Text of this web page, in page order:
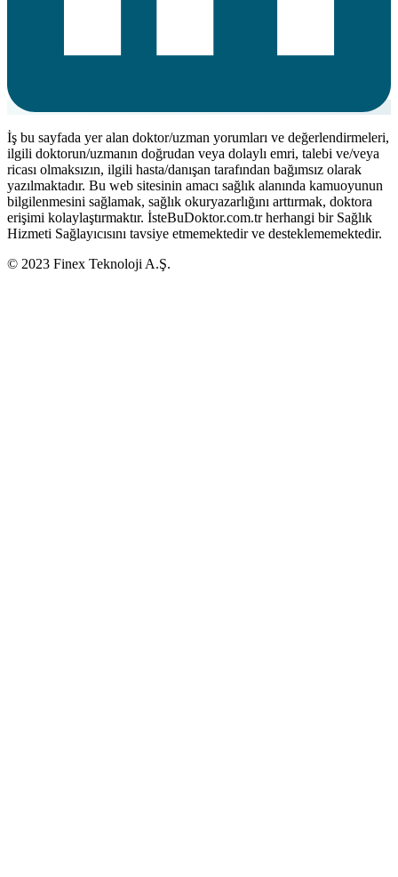
İş bu sayfada yer alan doktor/uzman yorumları ve değerlendirmeleri,
ilgili doktorun/uzmanın doğrudan veya dolaylı emri, talebi ve/veya
ricası olmaksızın, ilgili hasta/danışan tarafından bağımsız olarak
yazılmaktadır. Bu web sitesinin amacı sağlık alanında kamuoyunun
bilgilenmesini sağlamak, sağlık okuryazarlığını arttırmak, doktora
erişimi kolaylaştırmaktır. İsteBuDoktor.com.tr herhangi bir Sağlık
Hizmeti Sağlayıcısını tavsiye etmemektedir ve desteklememektedir.
© 2023 Finex Teknoloji A.Ş.